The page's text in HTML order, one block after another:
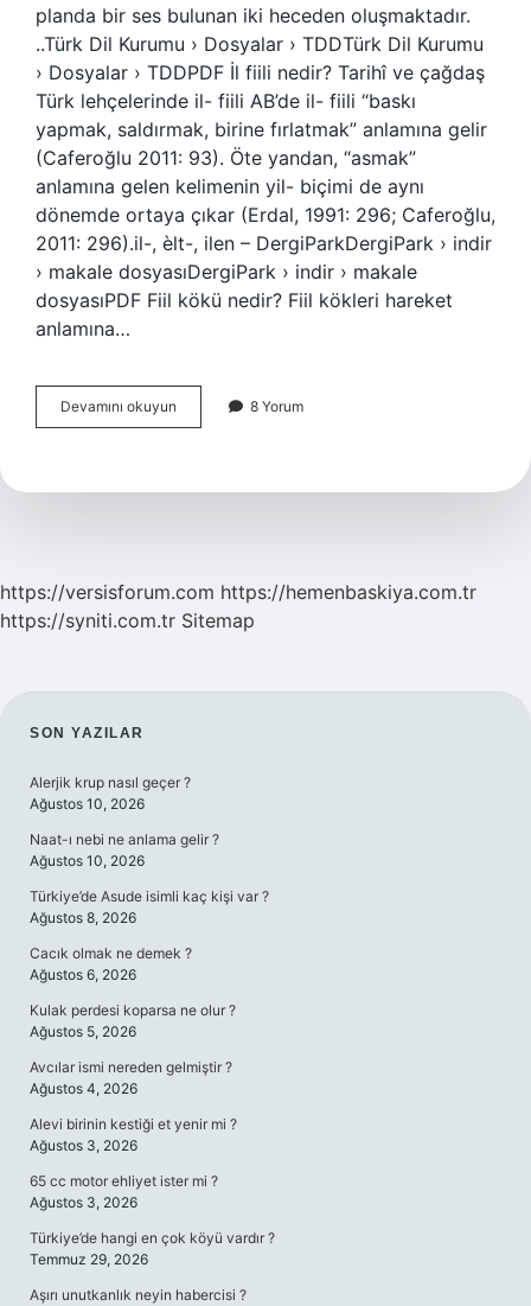
planda bir ses bulunan iki heceden oluşmaktadır.
..Türk Dil Kurumu › Dosyalar › TDDTürk Dil Kurumu
› Dosyalar › TDDPDF İl fiili nedir? Tarihî ve çağdaş
Türk lehçelerinde il- fiili AB’de il- fiili “baskı
yapmak, saldırmak, birine fırlatmak” anlamına gelir
(Caferoğlu 2011: 93). Öte yandan, “asmak”
anlamına gelen kelimenin yil- biçimi de aynı
dönemde ortaya çıkar (Erdal, 1991: 296; Caferoğlu,
2011: 296).il-, èlt-, ilen – DergiParkDergiPark › indir
› makale dosyasıDergiPark › indir › makale
dosyasıPDF Fiil kökü nedir? Fiil kökleri hareket
anlamına…
Devamını okuyun
Kelimesinin
Mi
8 Yorum
https://versisforum.com https://hemenbaskiya.com.tr
https://syniti.com.tr Sitemap
SIDEBAR
SON YAZILAR
Alerjik krup nasıl geçer ?
Ağustos 10, 2026
Naat-ı nebi ne anlama gelir ?
Ağustos 10, 2026
Türkiye’de Asude isimli kaç kişi var ?
Ağustos 8, 2026
Cacık olmak ne demek ?
Ağustos 6, 2026
Kulak perdesi koparsa ne olur ?
Ağustos 5, 2026
Avcılar ismi nereden gelmiştir ?
Ağustos 4, 2026
Alevi birinin kestiği et yenir mi ?
Ağustos 3, 2026
65 cc motor ehliyet ister mi ?
Ağustos 3, 2026
Türkiye’de hangi en çok köyü vardır ?
Temmuz 29, 2026
Aşırı unutkanlık neyin habercisi ?